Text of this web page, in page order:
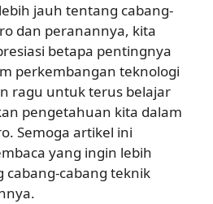
jauh tentang cabang-
dan peranannya, kita
betapa pentingnya
perkembangan teknologi
ragu untuk terus belajar
pengetahuan kita dalam
Semoga artikel ini
yang ingin lebih
cabang teknik